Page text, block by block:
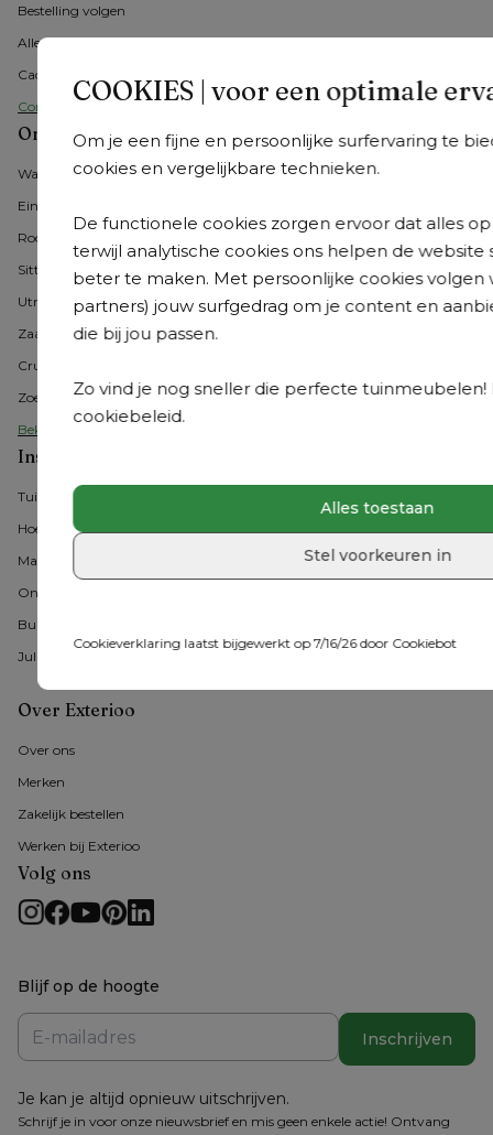
COOKIES | voor een optimale
Om je een fijne en persoonlijke surfervaring te
cookies en vergelijkbare technieken.
De functionele cookies zorgen ervoor dat alles
terwijl analytische cookies ons helpen de website
beter te maken. Met persoonlijke cookies volgen
partners) jouw surfgedrag om je content en
die bij jou passen.
Zo vind je nog sneller die perfecte tuinmeubelen!
cookiebeleid.
Alles toestaan
Stel voorkeuren in
Cookieverklaring laatst bijgewerkt op 7/16/26 door Cookiebot
Bestelling volgen
Alle veelgestelde vragen
Cadeaubon
Contacteer ons
Onze showrooms in Nederland
Wateringen
Eindhoven
Roosendaal
Sittard-Geleen
Utrecht
Zaandam
Cruquius
Zoeterwoude
Bekijk alle Benelux showrooms
Inspiratie
Tuintrends
Hoe tuinmeubelen kiezen?
Materialen
Onderhoud
Buitenmomenten
Jullie #exterioo momenten
Over Exterioo
Over ons
Merken
Zakelijk bestellen
Werken bij Exterioo
Volg ons
Blijf op de hoogte
Inschrijven
Je kan je altijd opnieuw uitschrijven.
Schrijf je in voor onze nieuwsbrief en mis geen enkele actie! Ontvang